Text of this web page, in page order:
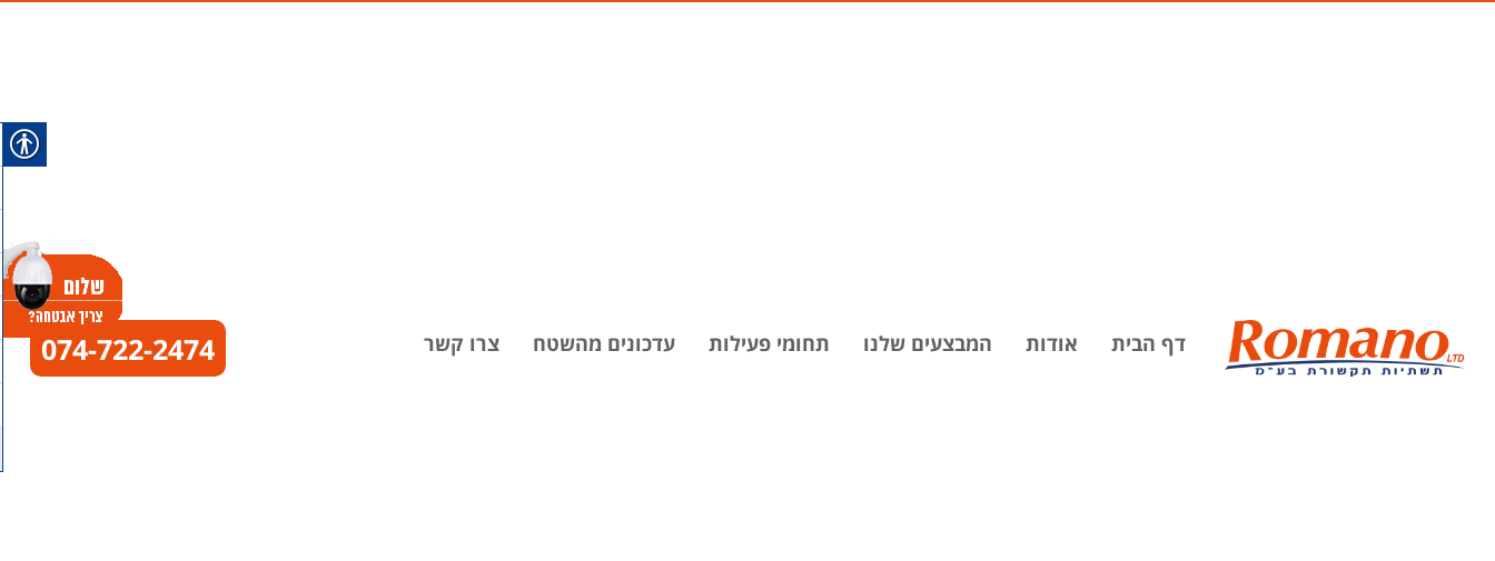
דף הבית אודות המבצעים שלנו תחומי פעילות עדכונים מהשטח צרו קשר 074-722-2474